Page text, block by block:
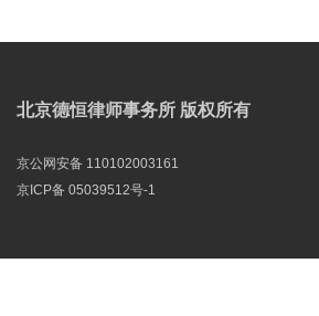
北京德恒律师事务所 版权所有
京公网安备 110102003161
京ICP备 05039512号-1